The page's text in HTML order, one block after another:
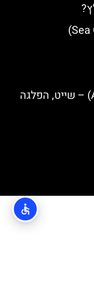
אפרודיטה 2 איה נאפה (Aphrodite 2) – שייט, הפלגה